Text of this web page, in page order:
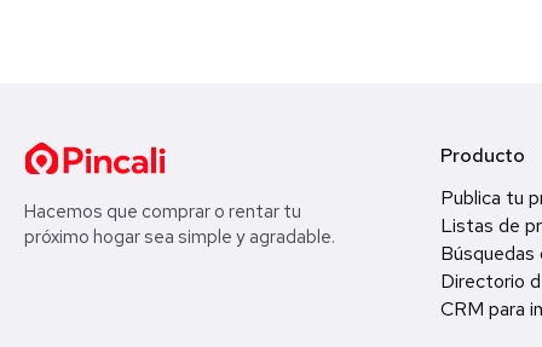
Hacemos que comprar o rentar tu
próximo hogar sea simple y agradable.
Producto
Publica tu
Listas de
Búsquedas
Directorio
CRM para